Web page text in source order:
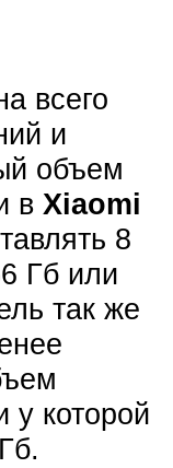
всего
и
объем
в Xiaomi
8
Гб или
так же
у которой